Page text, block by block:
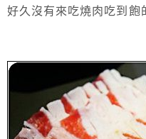
好久沒有來吃燒肉吃到飽